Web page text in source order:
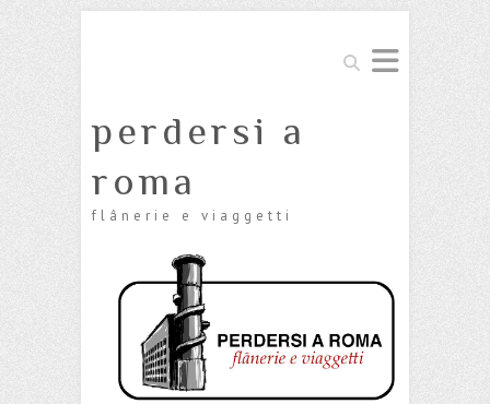
Cerca
perdersi a
roma
flânerie e viaggetti